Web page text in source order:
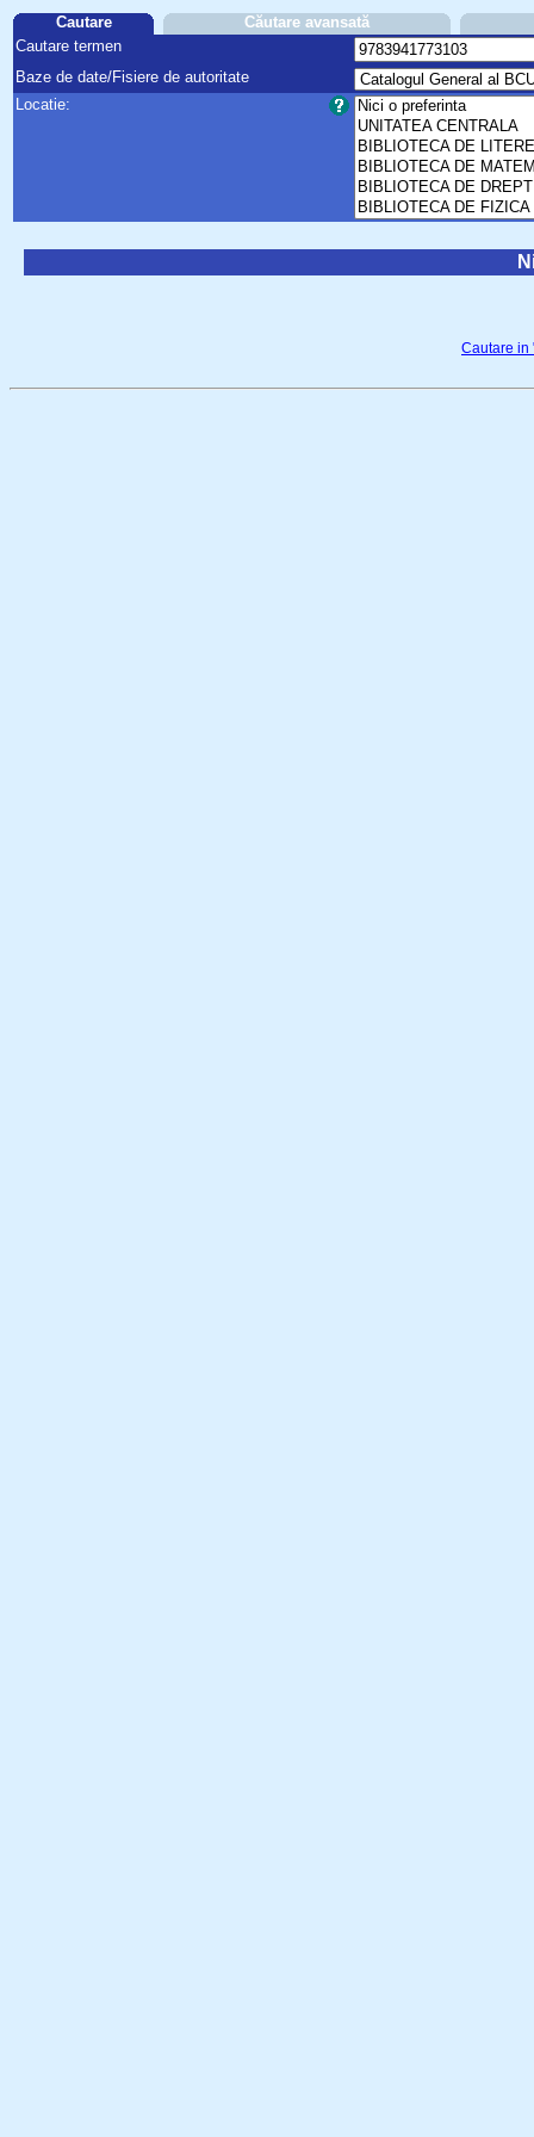
Cautare
Căutare avansată
Cautare termen
Baze de date/Fisiere de autoritate
Locatie:
Cautare in